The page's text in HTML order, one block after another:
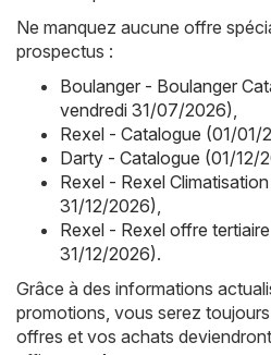
Ne manquez aucune offre
prospectus :
Boulanger - Boulanger
vendredi 31/07/2026)
Rexel - Catalogue (01/
Darty - Catalogue (01/12/
Rexel - Rexel
31/12/2026)
Rexel - Rexel offre
31/12/2026).
Grâce à des informations
promotions, vous serez
offres et vos achats